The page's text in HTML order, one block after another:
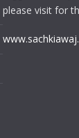
please visit for